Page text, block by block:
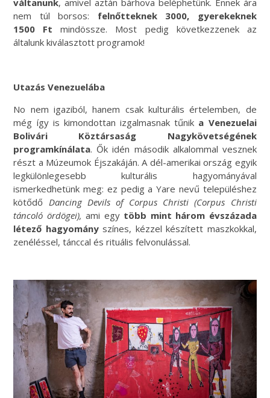
nem túl borsos: felnőtteknek 3000, gyerekeknek
1500 Ft mindössze. Most pedig következzenek az
általunk kiválasztott programok!
Utazás Venezuelába
No nem igaziból, hanem csak kulturális értelemben, de
még így is kimondottan izgalmasnak tűnik a Venezuelai
Bolivári Köztársaság Nagykövetségének
programkínálata. Ők idén második alkalommal vesznek
részt a Múzeumok Éjszakáján. A dél-amerikai ország egyik
legkülönlegesebb kulturális hagyományával
ismerkedhetünk meg: ez pedig a Yare nevű településhez
kötődő Dancing Devils of Corpus Christi (Corpus Christi
táncoló ördögei), ami egytöbb mint három évszázada
létező hagyományszínes, kézzel készített maszkokkal,
zenéléssel, tánccal és rituális felvonulással.